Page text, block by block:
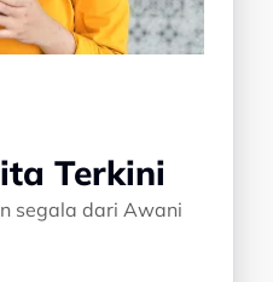
Terkini
segala dari Awani